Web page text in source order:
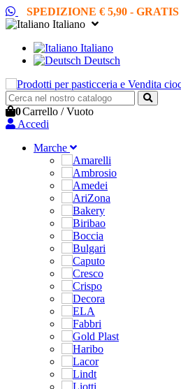
SPEDIZIONE € 5,90 - GRATIS
Italiano
Italiano
Deutsch
0Carrello /Vuoto
Accedi
Marche